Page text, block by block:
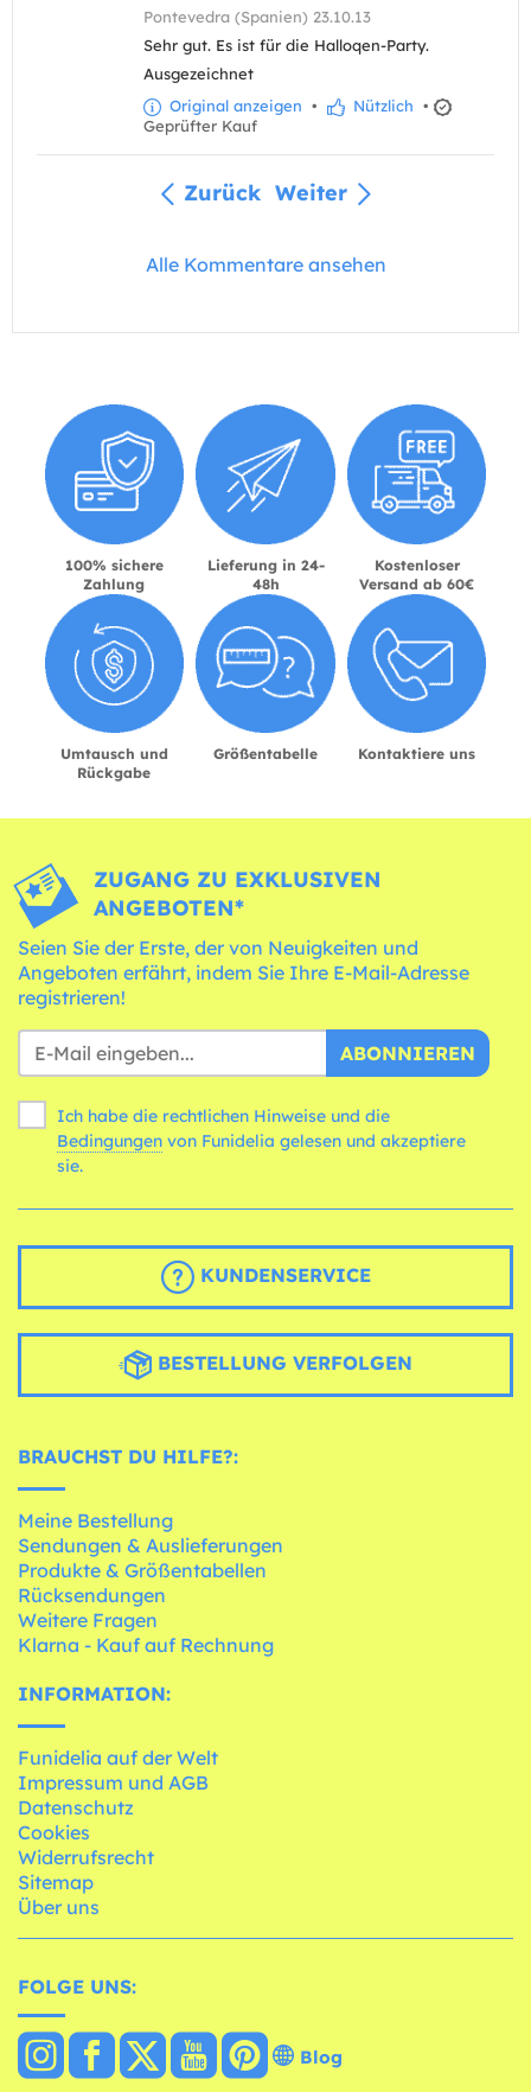
Pontevedra (Spanien) 23.10.13
Sehr gut. Es ist für die Halloqen-Party.
Ausgezeichnet
Original anzeigen • Nützlich •
Geprüfter Kauf
Zurück Weiter
Alle Kommentare ansehen
100% sichere
Zahlung
Lieferung in 24-
48h
Kostenloser
Versand ab 60€
Umtausch und
Rückgabe
Größentabelle Kontaktiere uns
ZUGANG ZU EXKLUSIVEN
ANGEBOTEN*
Seien Sie der Erste, der von Neuigkeiten und
Angeboten erfährt, indem Sie Ihre E-Mail-Adresse
registrieren!
ABONNIEREN
Ich habe die rechtlichen Hinweise und die
Bedingungen
sie.
KUNDENSERVICE
BESTELLUNG VERFOLGEN
BRAUCHST DU HILFE?:
Meine Bestellung
Sendungen & Auslieferungen
Produkte & Größentabellen
Rücksendungen
Weitere Fragen
Klarna - Kauf auf Rechnung
INFORMATION:
Funidelia auf der Welt
Impressum und AGB
Datenschutz
Cookies
Widerrufsrecht
Sitemap
Über uns
FOLGE UNS:
Blog